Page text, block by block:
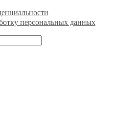
персональных данных